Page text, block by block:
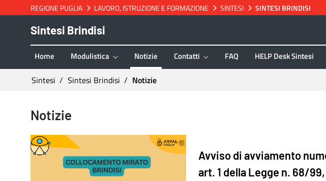
Salta al contenuto
REGIONE PUGLIA LAVORO, ISTRUZIONE E FORMAZIONE SINTESI SINTESI BRINDISI
Sintesi Brindisi
Home Modulistica Notizie Contatti FAQ HELP Desk Sintesi
Ti trovi in:
Sintesi Sintesi Brindisi Notizie
Notizie - Sintesi Brindisi
Notizie
Avviso di avviamento
art. 1 della Legge n. 68/